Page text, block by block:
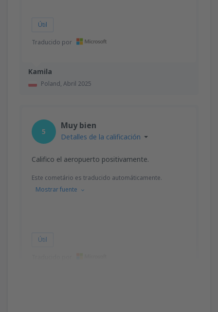
Kamila
Poland, Abril 2025
Útil
Traducido por
5
Muy bien
Detalles de la calificación
Califico el aeropuerto positivamente.
Este cometário es traducido automáticamente.
Mostrar fuente
Útil